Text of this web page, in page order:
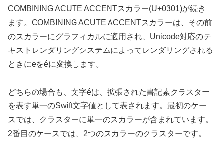
COMBINING ACUTE ACCENTスカラー(U+0301)が続き
ます。COMBINING ACUTE ACCENTスカラーは、その前
のスカラーにグラフィカルに適用され、Unicode対応のテ
キストレンダリングシステムによってレンダリングされる
ときにeをéに変換します。
どちらの場合も、文字éは、拡張された書記素クラスター
を表す単一のSwift文字値として表されます。最初のケー
スでは、クラスターに単一のスカラーが含まれています。
2番目のケースでは、2つのスカラーのクラスターです。